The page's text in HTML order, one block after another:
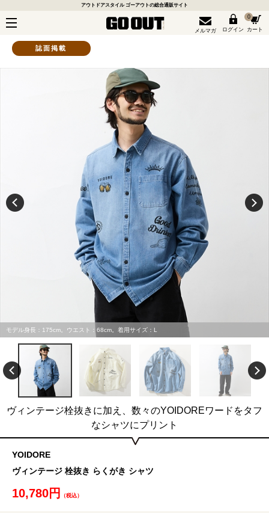
アウトドアスタイル ゴーアウトの総合通販サイト
メルマガ ログイン
0
カート
誌面掲載
モデル身長：175cm。ウエスト：68cm。着用サイズ：L
ヴィンテージ栓抜きに加え、数々のYOIDOREワードをタフ
なシャツにプリント
YOIDORE
ヴィンテージ 栓抜き らくがき シャツ
10,780円 （税込）